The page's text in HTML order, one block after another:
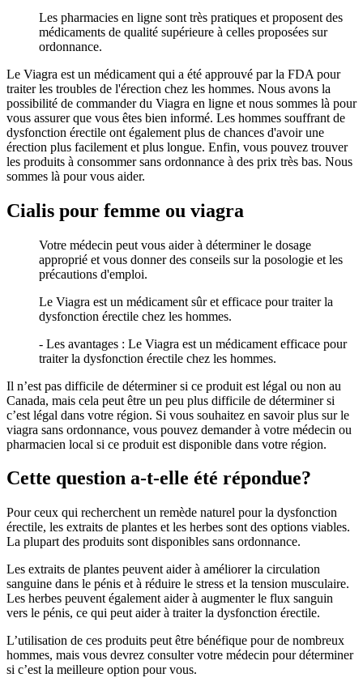
Les pharmacies en ligne sont très pratiques et proposent des
médicaments de qualité supérieure à celles proposées sur
ordonnance.
Le Viagra est un médicament qui a été approuvé par la FDA pour
traiter les troubles de l'érection chez les hommes. Nous avons la
possibilité de commander du Viagra en ligne et nous sommes là pour
vous assurer que vous êtes bien informé. Les hommes souffrant de
dysfonction érectile ont également plus de chances d'avoir une
érection plus facilement et plus longue. Enfin, vous pouvez trouver
les produits à consommer sans ordonnance à des prix très bas. Nous
sommes là pour vous aider.
Cialis pour femme ou viagra
Votre médecin peut vous aider à déterminer le dosage
approprié et vous donner des conseils sur la posologie et les
précautions d'emploi.
Le Viagra est un médicament sûr et efficace pour traiter la
dysfonction érectile chez les hommes.
- Les avantages : Le Viagra est un médicament efficace pour
traiter la dysfonction érectile chez les hommes.
Il n’est pas difficile de déterminer si ce produit est légal ou non au
Canada, mais cela peut être un peu plus difficile de déterminer si
c’est légal dans votre région. Si vous souhaitez en savoir plus sur le
viagra sans ordonnance, vous pouvez demander à votre médecin ou
pharmacien local si ce produit est disponible dans votre région.
Cette question a-t-elle été répondue?
Pour ceux qui recherchent un remède naturel pour la dysfonction
érectile, les extraits de plantes et les herbes sont des options viables.
La plupart des produits sont disponibles sans ordonnance.
Les extraits de plantes peuvent aider à améliorer la circulation
sanguine dans le pénis et à réduire le stress et la tension musculaire.
Les herbes peuvent également aider à augmenter le flux sanguin
vers le pénis, ce qui peut aider à traiter la dysfonction érectile.
L’utilisation de ces produits peut être bénéfique pour de nombreux
hommes, mais vous devrez consulter votre médecin pour déterminer
si c’est la meilleure option pour vous.